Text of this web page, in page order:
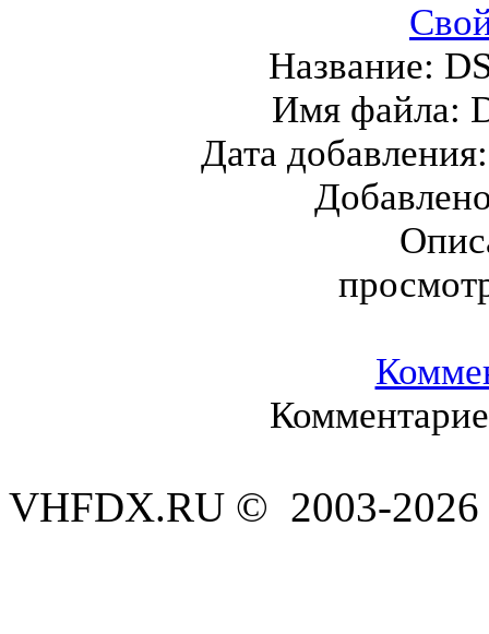
Название:
Имя файла:
Дата
VHFDX.RU © 2003-2026